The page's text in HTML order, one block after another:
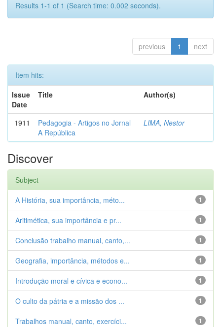
Results 1-1 of 1 (Search time: 0.002 seconds).
previous 1 next
Item hits:
Issue
Date
Title Author(s)
1911
Pedagogia - Artigos no Jornal
A República
LIMA, Nestor
Discover
Subject
1
A História, sua importância, méto...
1
Aritimética, sua importância e pr...
1
Conclusão trabalho manual, canto,...
1
Geografia, importância, métodos e...
1
Introdução moral e cívica e econo...
1
O culto da pátria e a missão dos ...
1
Trabalhos manual, canto, exercíci...